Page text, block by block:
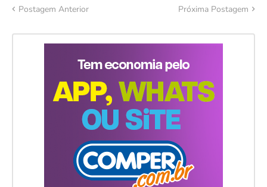
Postagem Anterior Próxima Postagem